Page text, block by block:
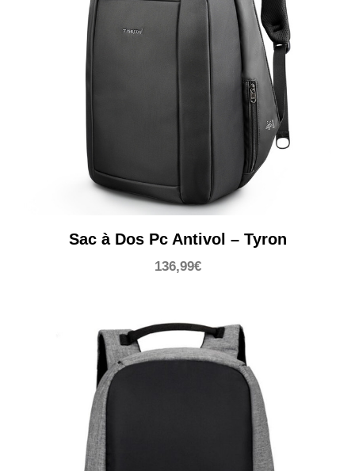
Sac à Dos Pc Antivol – Tyron
136,99€